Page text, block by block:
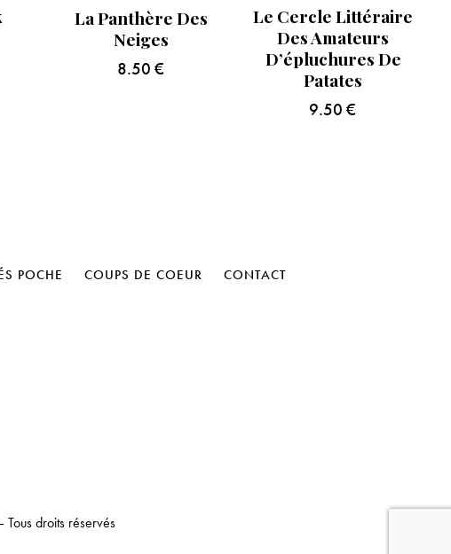
La Panthère Des
Neiges
8.50 €
Le Cercle Littéraire
Des Amateurs
D’épluchures De
Patates
9.50 €
POCHE COUPS DE COEUR CONTACT
Tous droits réservés